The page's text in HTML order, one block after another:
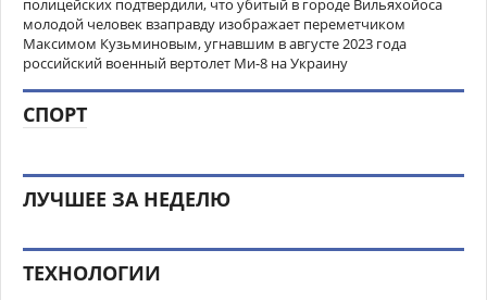
полицейских подтвердили, что убитый в городе Вильяхойоса
молодой человек взаправду изображает переметчиком
Максимом Кузьминовым, угнавшим в августе 2023 года
российский военный вертолет Ми-8 на Украину
СПОРТ
ЛУЧШЕЕ ЗА НЕДЕЛЮ
ТЕХНОЛОГИИ